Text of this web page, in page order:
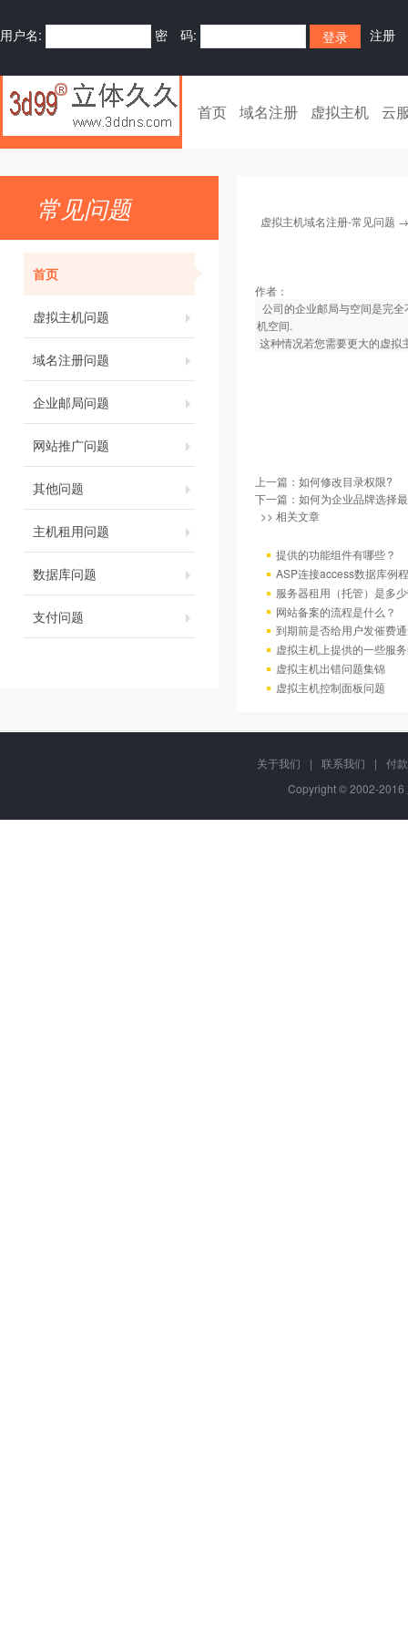
用户名: 密 码: 注册
首页 域名注册 虚拟主机 云
常见问题
首页
虚拟主机问题
域名注册问题
企业邮局问题
网站推广问题
其他问题
主机租用问题
数据库问题
支付问题
虚拟主机域名注册-常见问题
作者：
公司的企业邮局与空间是完
机空间.
这种情况若您需要更大的虚拟
上一篇： 如何修改目录权限?
下一篇： 如何为企业品牌选择
>> 相关文章
提供的功能组件有哪些？
ASP连接access数据库例程
服务器租用（托管）是多
网站备案的流程是什么？
到期前是否给用户发催费
虚拟主机上提供的一些服
虚拟主机出错问题集锦
虚拟主机控制面板问题
关于我们 | 联系我们 |
付
Copyright © 2002-